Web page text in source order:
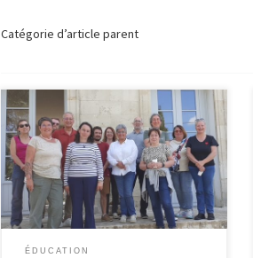
Catégorie d’article parent
ÉDUCATION